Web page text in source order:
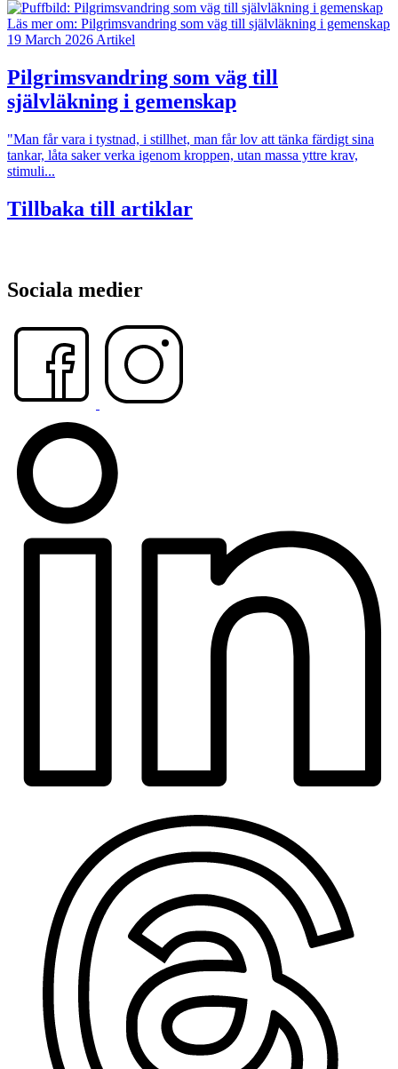
Läs mer om: Pilgrimsvandring som väg till självläkning i gemenskap
19 March 2026 Artikel
Pilgrimsvandring som väg till
självläkning i gemenskap
"Man får vara i tyst­nad, i stillhet, man får lov att tänka färdigt sina
tankar, låta saker verka igenom kroppen, utan massa yttre krav,
stimuli...
Tillbaka till artiklar
Sociala medier